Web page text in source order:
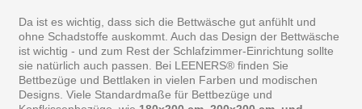
Da ist es wichtig, dass sich die Bettwäsche gut anfühlt und
ohne Schadstoffe auskommt. Auch das Design der Bettwäsche
ist wichtig - und zum Rest der Schlafzimmer-Einrichtung sollte
sie natürlich auch passen. Bei LEENERS® finden Sie
Bettbezüge und Bettlaken in vielen Farben und modischen
Designs. Viele Standardmaße für Bettbezüge und